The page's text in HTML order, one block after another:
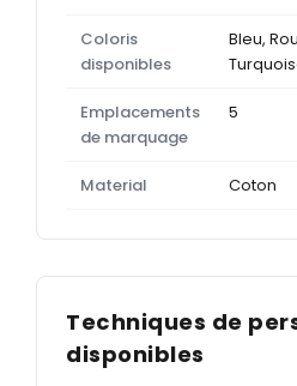
Coloris
disponibles
Bleu,
Emplacements
de marquage
5
Material Coton
Techniques de
disponibles